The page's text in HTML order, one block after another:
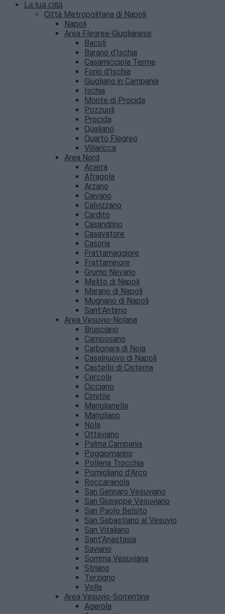
La tua città
Città Metropolitana di Napoli
Napoli
Area Flegrea-Giuglianese
Bacoli
Barano d’Ischia
Casamicciola Terme
Forio d’Ischia
Giugliano in Campania
Ischia
Monte di Procida
Pozzuoli
Procida
Qualiano
Quarto Flegreo
Villaricca
Area Nord
Acerra
Afragola
Arzano
Caivano
Calvizzano
Cardito
Casandrino
Casavatore
Casoria
Frattamaggiore
Frattaminore
Grumo Nevano
Melito di Napoli
Marano di Napoli
Mugnano di Napoli
Sant’Antimo
Area Vesuvio-Nolana
Brusciano
Camposano
Carbonara di Nola
Casalnuovo di Napoli
Castello di Cisterna
Cercola
Cicciano
Cimitile
Mariglianella
Marigliano
Nola
Ottaviano
Palma Campania
Poggiomarino
Pollena Trocchia
Pomigliano d’Arco
Roccarainola
San Gennaro Vesuviano
San Giuseppe Vesuviano
San Paolo Belsito
San Sebastiano al Vesuvio
San Vitaliano
Sant’Anastasia
Saviano
Somma Vesuviana
Striano
Terzigno
Volla
Area Vesuvio-Sorrentina
Agerola